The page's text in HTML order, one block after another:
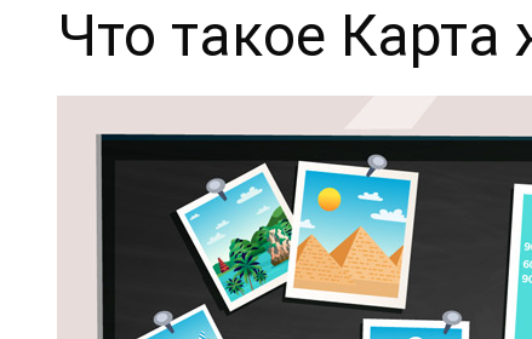
Что такое Карта